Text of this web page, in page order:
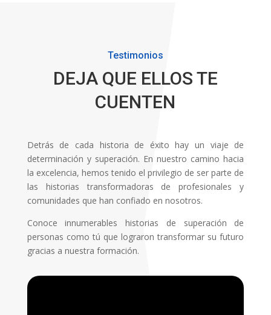
Testimonios
DEJA QUE ELLOS TE
CUENTEN
Detrás de cada historia de éxito hay un viaje de
determinación y superación. En nuestro camino hacia
la excelencia, hemos tenido el privilegio de ser parte de
las historias transformadoras de profesionales y
comunidades que han confiado en nosotros.
Conoce innumerables historias de superación de
personas como tú que lograron transformar su futuro
gracias a nuestra formación.